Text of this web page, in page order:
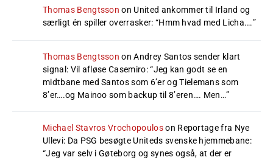
Thomas Bengtsson on United ankommer til Irland og
særligt én spiller overrasker: “Hmm hvad med Licha….”
Thomas Bengtsson onAndrey Santos sender klart
signal: Vil afløse Casemiro: “Jeg kan godt se en
midtbane med Santos som 6’er og Tielemans som
8’er….og Mainoo som backup til 8’eren…. Men…”
Michael Stavros Vrochopouloson Reportage fra Nye
Ullevi: Da PSG besøgte Uniteds svenske hjemmebane:
“Jeg var selv i Gøteborg og synes også, at der er